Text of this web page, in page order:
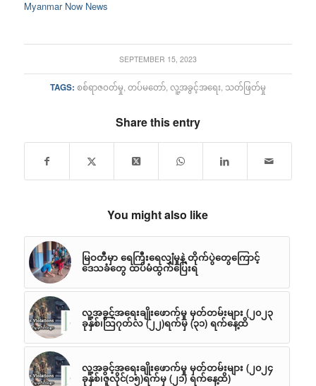
Myanmar Now News
SEPTEMBER 15, 2023
TAGS: စစ်ရာဇဝတ်မှု,တပ်မတော်,လူ့အခွင့်အရေး, သတ်ဖြတ်မှု
Share this entry
You might also like
မြဝတီမှာ ရေကြီးရေလျှံမှုနဲ့ တိုက်ပွဲတွေကြောင့်
ဒေသခံတွေ ထပ်မံထွက်ပြေးရ
လူ့အခွင့်အရေးချိုးဖောက်မှု မှတ်တမ်းများ (၂၀၂၃
ခုနှစ်၊သြဂုတ်လ (၂၂)ရက်မှ (၃၁) ရက်နေ့ထိ
လူ့အခွင့်အရေးချိုးဖောက်မှု မှတ်တမ်းများ (၂၀၂၄
ခုနှစ်၊ဇူလိုင်(၁၅)ရက်မှ (၂၁) ရက်နေ့ထိ)